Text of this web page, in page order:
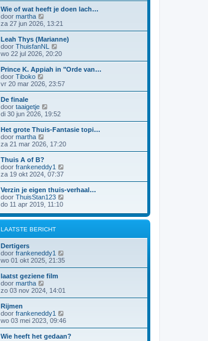
l
a
t
s
t
e
b
e
r
c
h
Wie of wat heeft je doen lach…
door martha
e
k
i
j
k
a
a
t
s
b
e
r
i
h
t
za 27 jun 2026, 13:21
Leah Thys (Marianne)
door ThuisfanNL
e
k
i
k
t
s
e
e
r
c
h
t
wo 22 jul 2026, 20:20
Prince K. Appiah in "Orde van…
door Tiboko
e
k
j
k
a
a
t
s
b
e
r
i
c
h
t
vr 20 mar 2026, 23:57
De finale
door taaigetje
e
k
i
k
a
t
s
e
b
e
r
i
c
di 30 jun 2026, 19:52
Het grote Thuis-Fantasie topi…
door martha
e
k
j
k
l
a
t
s
t
e
b
e
i
c
h
t
za 21 mar 2026, 17:20
Thuis A of B?
door frankeneddy1
k
a
s
b
e
h
za 19 okt 2024, 07:37
Verzin je eigen thuis-verhaal…
door ThuisStan123
i
l
t
s
e
c
h
t
do 11 apr 2019, 11:10
LAATSTE BERICHT
Dertigers
door frankeneddy1
e
k
t
s
e
wo 01 okt 2025, 21:35
laatst geziene film
door martha
e
k
j
k
zo 03 nov 2024, 14:01
Rijmen
door frankeneddy1
e
k
i
wo 03 mei 2023, 09:46
Wie heeft het gedaan?